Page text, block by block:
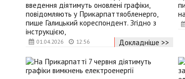
01.04.2026 12:56
введення діятимуть оновлені графіки,
повідомляють у Прикарпаттяобленерго,
пише Галицький кореспондент. Згідно з
інструкцією,
Докладніше >>